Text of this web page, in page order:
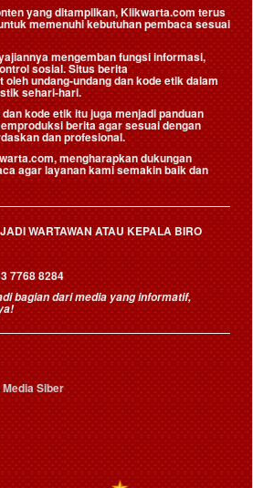
yang ditampilkan, Klikwarta.com terus
memenuhi kebutuhan pembaca sesuai
mengemban fungsi informasi,
sosial. Situs berita
undang-undang dan kode etik dalam
sehari-hari.
kode etik itu juga menjadi panduan
berita agar sesuai dengan
dan profesional.
mengharapkan dukungan
agar layanan kami semakin baik dan
WARTAWAN ATAU KEPALA BIRO
7768 8284
bagian dari media yang informatif,
Siber